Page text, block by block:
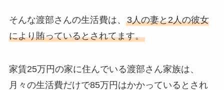
そんな渡部さんの生活費は、 3人の妻と2人の彼女
により賄っているとされてます。
家賃25万円の家に住んでいる渡部さん家族は、
月々の生活費だけで85万円はかかっているとされ